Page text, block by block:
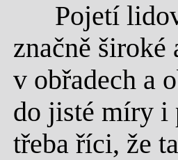
Pojetí
značně
v obřadech a
do jisté míry i
třeba říci, že